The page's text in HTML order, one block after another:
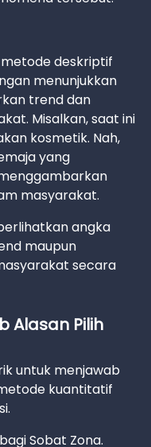
deskriptif
menunjukkan
trend dan
Misalkan, saat ini
kosmetik. Nah,
yang
masyarakat.
angka
maupun
secara
Alasan Pilih
untuk menjawab
kuantitatif
Sobat Zona.